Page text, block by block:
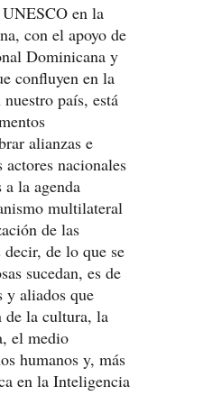
en la
con el apoyo de
Dominicana y
confluyen en la
país, está
alianzas e
nacionales
la agenda
multilateral
de las
de lo que se
sucedan, es de
y aliados que
de la cultura, la
el medio
humanos y, más
en la Inteligencia